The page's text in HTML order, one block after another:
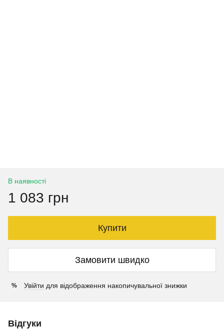
В наявності
1 083 грн
Купити
Замовити швидко
% Увійти для відображення накопичувальної знижки
Відгуки